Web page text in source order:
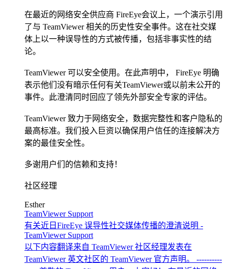
在最近的网络安全供应商 FireEye会议上，一个演示引用
了与 TeamViewer 相关的历史性安全事件。这在社交媒
体上以一种误导性的方式被传播，包括非事实性的结
论。
TeamViewer 可以安全使用。在此声明中， FireEye 明确
表示他们没有暗示任何有关TeamViewer或以前未公开的
事件。此澄清同时回应了领先外部安全专家的评估。
TeamViewer 致力于网络安全，数据完整性和客户隐私的
最高标准。我们投入巨资以确保用户信任的连接解决方
案的最佳安全性。
多谢用户们的信赖和支持！
社区经理
Esther
TeamViewer Support
有关近日FireEye 误导性社交媒体传播的澄清说明 -
TeamViewer Support
以下内容翻译来自 TeamViewer 社区经理发表在
TeamViewer 英文社区的 TeamViewer 官方声明。 ----------